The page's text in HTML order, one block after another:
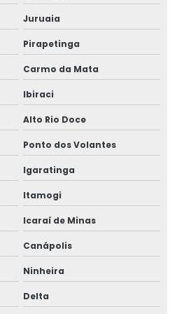
Juruaia
Pirapetinga
Carmo da Mata
Ibiraci
Alto Rio Doce
Ponto dos Volantes
Igaratinga
Itamogi
Icaraí de Minas
Canápolis
Ninheira
Delta